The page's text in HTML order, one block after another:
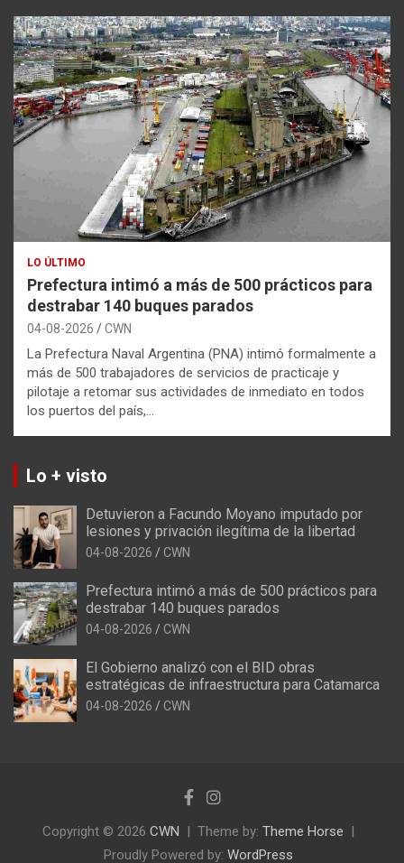
LO ÚLTIMO
Prefectura intimó a más de 500 prácticos para
destrabar 140 buques parados
04-08-2026 CWN
La Prefectura Naval Argentina (PNA) intimó formalmente a
más de 500 trabajadores de servicios de practicaje y
pilotaje a retomar sus actividades de inmediato en todos
los puertos del país,…
Lo + visto
Detuvieron a Facundo Moyano imputado por
lesiones y privación ilegítima de la libertad
04-08-2026 CWN
Prefectura intimó a más de 500 prácticos para
destrabar 140 buques parados
04-08-2026 CWN
El Gobierno analizó con el BID obras
estratégicas de infraestructura para Catamarca
04-08-2026 CWN
Copyright © 2026 CWN Theme by: Theme Horse
Proudly Powered by: WordPress